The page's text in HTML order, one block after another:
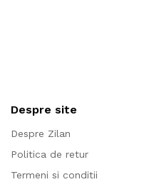
Despre site
Despre Zilan
Politica de retur
Termeni si conditii